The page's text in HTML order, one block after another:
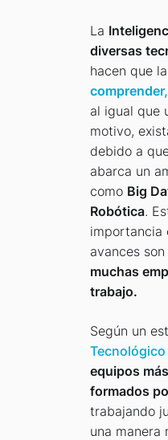
La
diversas
hacen que
al igual que
motivo,
debido a
abarca un
como Big
Robótica.
importancia
avances
muchas
trabajo.
Según un
equipos
formados
trabajando
una manera